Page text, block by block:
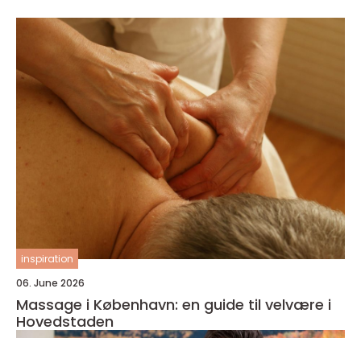
inspiration
06. June 2026
Massage i København: en guide til velvære i
Hovedstaden